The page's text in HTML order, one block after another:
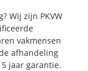
Wij zijn PKVW
vakmensen
afhandeling
jaar garantie.